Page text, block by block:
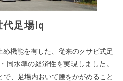
代足場Iq
機能を有した、従来のクサビ式足
同水準の経済性を実現しました。
、足場内おいて腰をかがめること